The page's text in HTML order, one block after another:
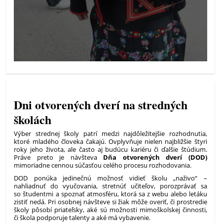
Dni otvorených dverí na stredných
školách
Výber strednej školy patrí medzi najdôležitejšie rozhodnutia,
ktoré mladého človeka čakajú. Ovplyvňuje nielen najbližšie štyri
roky jeho života, ale často aj budúcu kariéru či ďalšie štúdium.
Práve preto je návšteva Dňa otvorených dverí (DOD)
mimoriadne cennou súčasťou celého procesu rozhodovania.
DOD ponúka jedinečnú možnosť vidieť školu „naživo“ –
nahliadnuť do vyučovania, stretnúť učiteľov, porozprávať sa
so študentmi a spoznať atmosféru, ktorá sa z webu alebo letáku
zistiť nedá. Pri osobnej návšteve si žiak môže overiť, či prostredie
školy pôsobí priateľsky, aké sú možnosti mimoškolskej činnosti,
či škola podporuje talenty a aké má vybavenie.